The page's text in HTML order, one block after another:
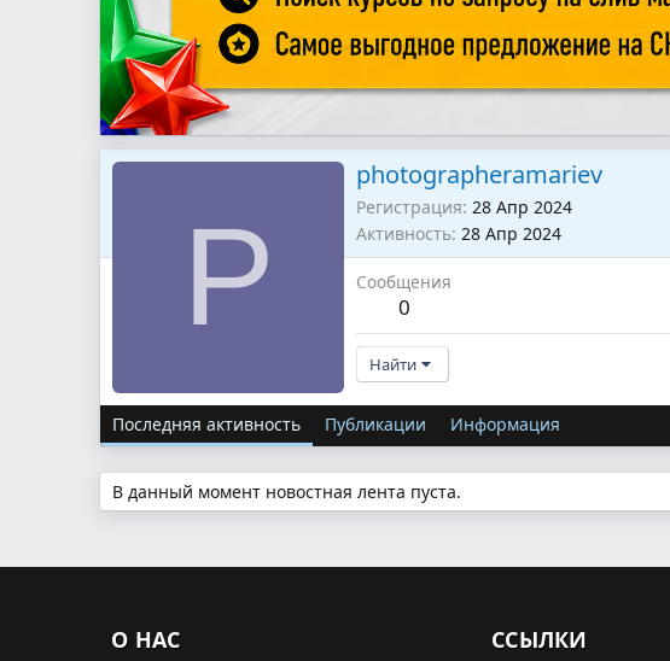
P
photographeramariev
Регистрация 28 Апр 2024
Активность 28 Апр 2024
Сообщения
0
Найти
Последняя активность Публикации Информация
В данный момент новостная лента пуста.
О НАС ССЫЛКИ